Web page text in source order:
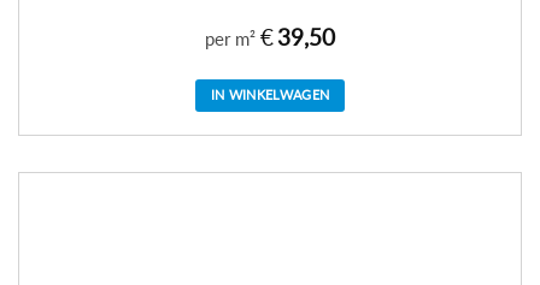
per m² €39,50
IN WINKELWAGEN